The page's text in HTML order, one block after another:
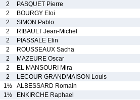
2
PASQUET Pierre
2
BOURGY Eloi
2
SIMON Pablo
2
RIBAULT Jean-Michel
2
PIASSALE Elin
2
ROUSSEAUX Sacha
2
MAZEURE Oscar
2
EL MANSOURI Mira
2
LECOUR GRANDMAISON Louis
1½
ALBESSARD Romain
1½
ENKIRCHE Raphael